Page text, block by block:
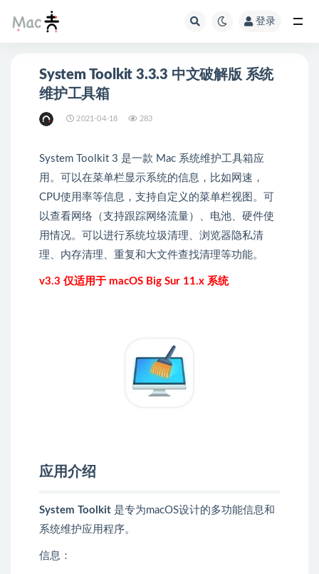
登录
System Toolkit 3.3.3 中文破解版 系统
维护工具箱
2021-04-18 283
System Toolkit 3 是一款 Mac 系统维护工具箱应
用。可以在菜单栏显示系统的信息，比如网速，
CPU使用率等信息，支持自定义的菜单栏视图。可
以查看网络（支持跟踪网络流量）、电池、硬件使
用情况。可以进行系统垃圾清理、浏览器隐私清
理、内存清理、重复和大文件查找清理等功能。
v3.3 仅适用于 macOS Big Sur 11.x 系统
应用介绍
System Toolkit 是专为macOS设计的多功能信息和
系统维护应用程序。
信息：